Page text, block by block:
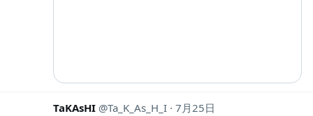
TaKAsHI Ta_K_As_H_I 7月25日